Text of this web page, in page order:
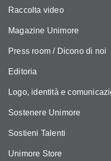
Raccolta video
Magazine Unimore
Press room / Dicono di noi
Editoria
Logo, identità e
Sostenere Unimore
Sostieni Talenti
Unimore Store